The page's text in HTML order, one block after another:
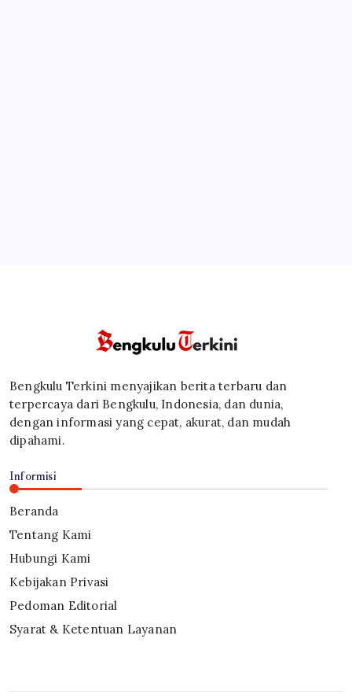
Bengkulu Terkini menyajikan berita terbaru dan
terpercaya dari Bengkulu, Indonesia, dan dunia,
dengan informasi yang cepat, akurat, dan mudah
dipahami.
Informisi
Beranda
Tentang Kami
Hubungi Kami
Kebijakan Privasi
Pedoman Editorial
Syarat & Ketentuan Layanan